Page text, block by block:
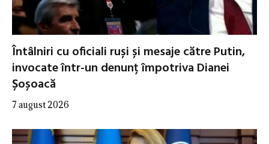
Întâlniri cu oficiali ruși și mesaje către Putin,
invocate într-un denunț împotriva Dianei
Șoșoacă
7 august 2026